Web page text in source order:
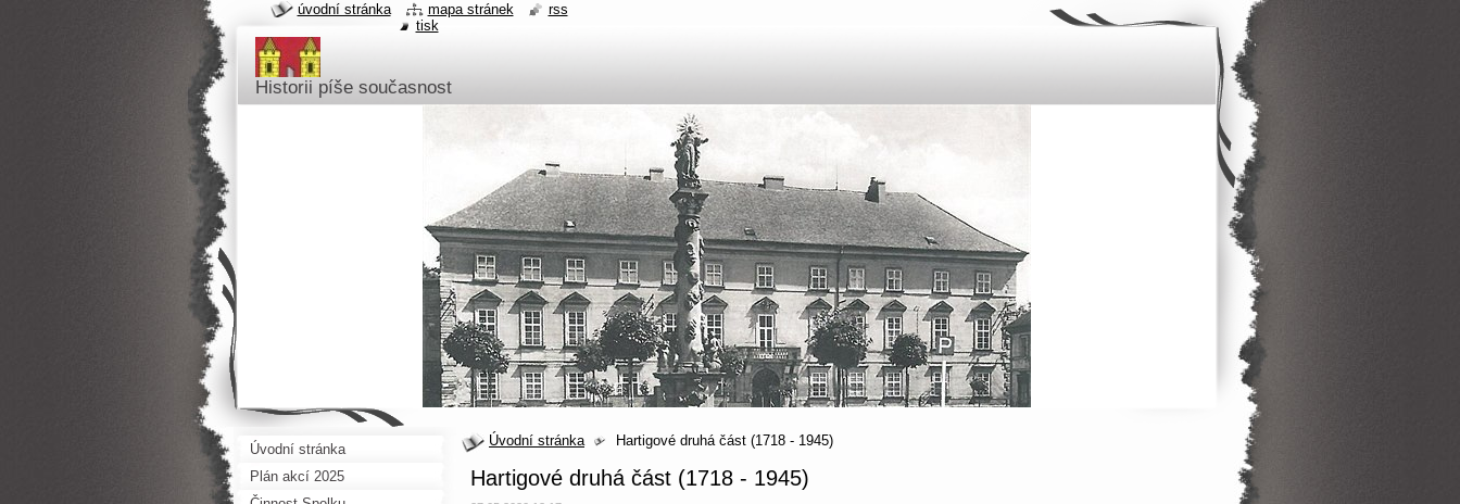
Historii píše současnost
Úvodní stránka Hartigové druhá část (1718 - 1945)
Hartigové druhá část (1718 - 1945)
Úvodní stránka
Plán akcí 2025
úvodní stránka mapa stránek
rss
tisk